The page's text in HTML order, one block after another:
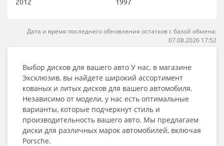
Дата и время последнего обновления остатков с базой обмена:
07.08.2026 17:52
Выбор дисков для вашего авто У нас, в магазине
Эксклюзив, вы найдете широкий ассортимент
кованых и литых дисков для вашего автомобиля.
Независимо от модели, у нас есть оптимальные
варианты, которые подчеркнут стиль и
производительность вашего авто. Мы предлагаем
диски для различных марок автомобилей, включая
Porsche.